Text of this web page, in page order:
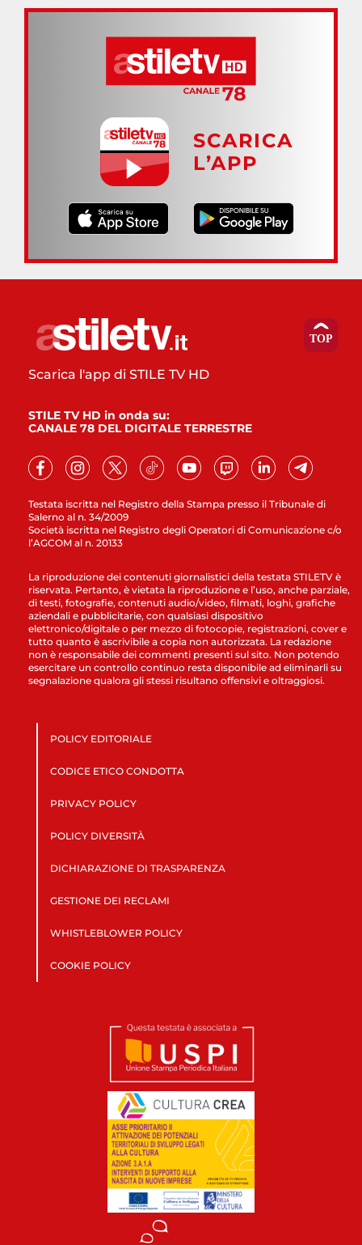
SCARICA
L’APP
Testata iscritta nel Registro della Stampa presso il Tribunale di
Salerno al n. 34/2009
Società iscritta nel Registro degli Operatori di Comunicazione c/o
l’AGCOM al n. 20133
Scarica l'app di STILE TV HD
STILE TV HD in onda su:
CANALE 78 DEL DIGITALE TERRESTRE
La riproduzione dei contenuti giornalistici della testata STILETV è
riservata. Pertanto, è vietata la riproduzione e l’uso, anche parziale,
di testi, fotografie, contenuti audio/video, filmati, loghi, grafiche
aziendali e pubblicitarie, con qualsiasi dispositivo
elettronico/digitale o per mezzo di fotocopie, registrazioni, cover e
tutto quanto è ascrivibile a copia non autorizzata. La redazione
non è responsabile dei commenti presenti sul sito. Non potendo
esercitare un controllo continuo resta disponibile ad eliminarli su
segnalazione qualora gli stessi risultano offensivi e oltraggiosi.
POLICY EDITORIALE
CODICE ETICO CONDOTTA
PRIVACY POLICY
POLICY DIVERSITÀ
DICHIARAZIONE DI TRASPARENZA
GESTIONE DEI RECLAMI
WHISTLEBLOWER POLICY
COOKIE POLICY